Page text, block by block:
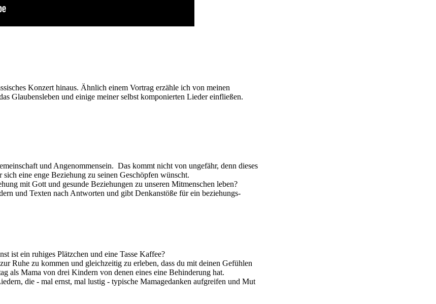
Konzert hinaus. Ähnlich einem Vortrag erzähle ich von meinen
Glaubensleben und einige meiner selbst komponierten Lieder einfließen.
und Angenommensein. Das kommt nicht von ungefähr, denn dieses
eine enge Beziehung zu seinen Geschöpfen wünscht.
mit Gott und gesunde Beziehungen zu unseren Mitmenschen leben?
und Texten nach Antworten und gibt Denkanstöße für ein beziehungs-
ist ein ruhiges Plätzchen und eine Tasse Kaffee?
Ruhe zu kommen und gleichzeitig zu erleben, dass du mit deinen Gefühlen
als Mama von drei Kindern von denen eines eine Behinderung hat.
die - mal ernst, mal lustig - typische Mamagedanken aufgreifen und Mut